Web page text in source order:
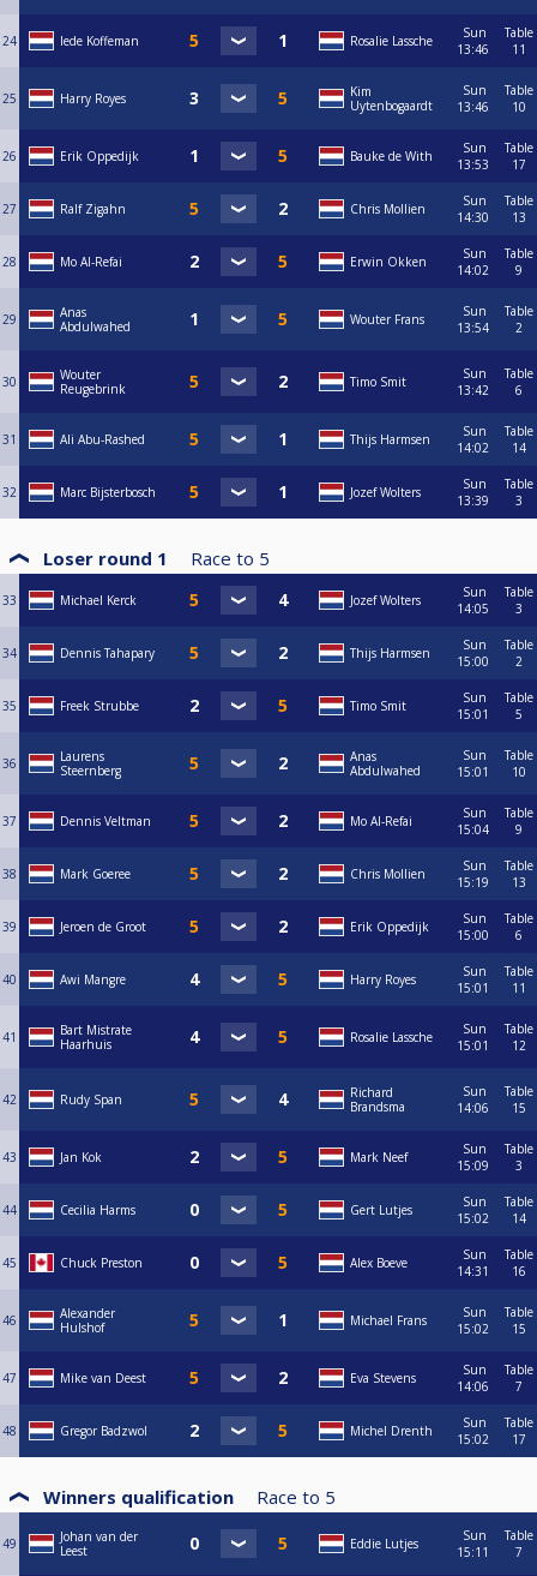
24 Iede Koffeman Rosalie Lassche
Sun
13:46
Table
11
25 Harry Royes
Kim
Uytenbogaardt
Sun
13:46
Table
10
26 Erik Oppedijk Bauke de With
Sun
13:53
Table
17
27 Ralf Zigahn Chris Mollien
Sun
14:30
Table
13
28 Mo Al-Refai Erwin Okken
Sun
14:02
Table
9
29
Anas
Abdulwahed
Wouter Frans
Sun
13:54
Table
2
30
Wouter
Reugebrink
Timo Smit
Sun
13:42
Table
6
31 Ali Abu-Rashed Thijs Harmsen
Sun
14:02
Table
14
32 Marc Bijsterbosch Jozef Wolters
Sun
13:39
Table
3
Loser round 1 Race to 5
33 Michael Kerck Jozef Wolters
Sun
14:05
Table
3
34 Dennis Tahapary Thijs Harmsen
Sun
15:00
Table
2
35 Freek Strubbe Timo Smit
Sun
15:01
Table
5
36
Laurens
Steernberg
Anas
Abdulwahed
Sun
15:01
Table
10
37 Dennis Veltman Mo Al-Refai
Sun
15:04
Table
9
38 Mark Goeree Chris Mollien
Sun
15:19
Table
13
39 Jeroen de Groot Erik Oppedijk
Sun
15:00
Table
6
40 Awi Mangre Harry Royes
Sun
15:01
Table
11
41
Bart Mistrate
Haarhuis
Rosalie Lassche
Sun
15:01
Table
12
42 Rudy Span
Richard
Brandsma
Sun
14:06
Table
15
43 Jan Kok Mark Neef
Sun
15:09
Table
3
44 Cecilia Harms Gert Lutjes
Sun
15:02
Table
14
45 Chuck Preston Alex Boeve
Sun
14:31
Table
16
46
Alexander
Hulshof
Michael Frans
Sun
15:02
Table
15
47 Mike van Deest Eva Stevens
Sun
14:06
Table
7
48 Gregor Badzwol Michel Drenth
Sun
15:02
Table
17
Winners qualification Race to 5
49
Johan van der
Leest
Eddie Lutjes
Sun
15:11
Table
7